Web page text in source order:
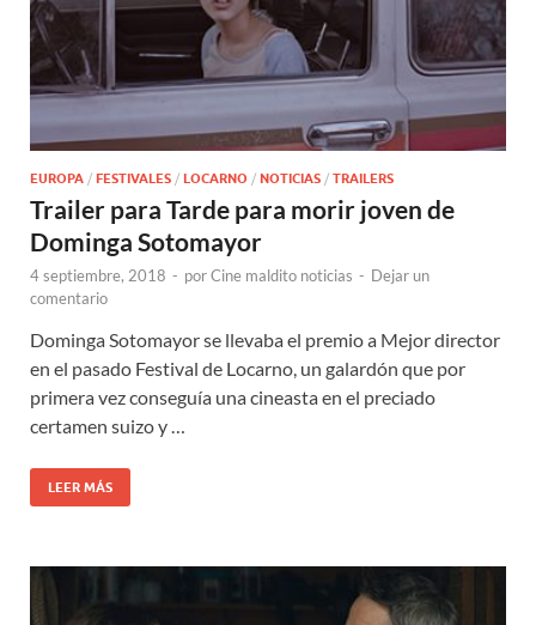
EUROPA / FESTIVALES / LOCARNO / NOTICIAS / TRAILERS
Trailer para Tarde para morir joven de
Dominga Sotomayor
4 septiembre, 2018 - porCine maldito noticias - Dejar un
comentario
Dominga Sotomayor se llevaba el premio a Mejor director
en el pasado Festival de Locarno, un galardón que por
primera vez conseguía una cineasta en el preciado
certamen suizo y …
LEER MÁS